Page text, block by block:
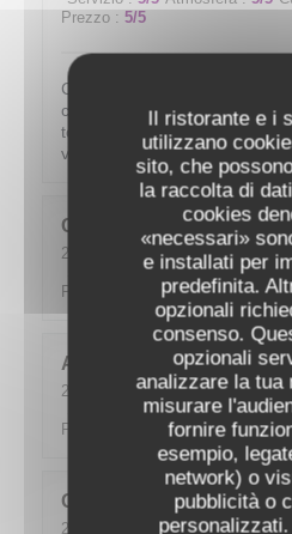
Il ristorante e i
utilizzano
sito, che
la raccolta di
cookies
«necessari»
e installati per
predefinita.
opzionali
consenso.
opzionali
analizzare la tua
misurare
fornire
esempio,
network) o
pubblicità o
Prezzo : 5/5
C'est toujours un grand plaisir
ce restaurant. Le rapport
toujours aussi pro. Très bon
vin au repas choisi. Je
Claude
2022-06-16
- 19:30 - Ospiti 6
4/5 Atmosfera : 4/5
Prezzo
Alix
2022-06-16- 12:15 - Ospiti 2
5/5 Atmosfera : 5/5
Prezzo
GILLES
2022-06-11
- 19:15 - Ospiti 2
Restaurant